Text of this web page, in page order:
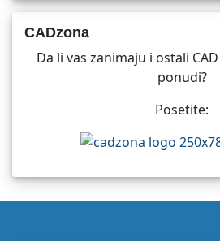
CADzona
Da li vas zanimaju i ostali
ponudi?
Posetite: